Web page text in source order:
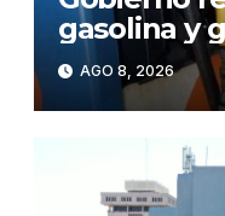
gasolina y
congelado
AGO 8, 2026